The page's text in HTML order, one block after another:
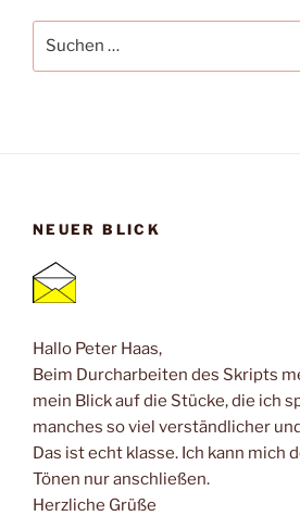
nach:
NEUER BLICK
Hallo Peter Haas,
Beim Durcharbeiten des Skripts
mein Blick auf die Stücke, die ich
manches so viel verständlicher
Das ist echt klasse. Ich kann mich
Tönen nur anschließen.
Herzliche Grüße